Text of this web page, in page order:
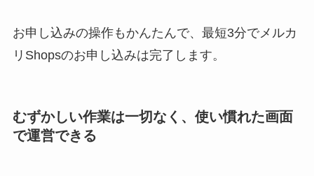
お申し込みの操作もかんたんで、最短3分でメルカ
リShopsのお申し込みは完了します。
むずかしい作業は一切なく、使い慣れた画面
で運営できる